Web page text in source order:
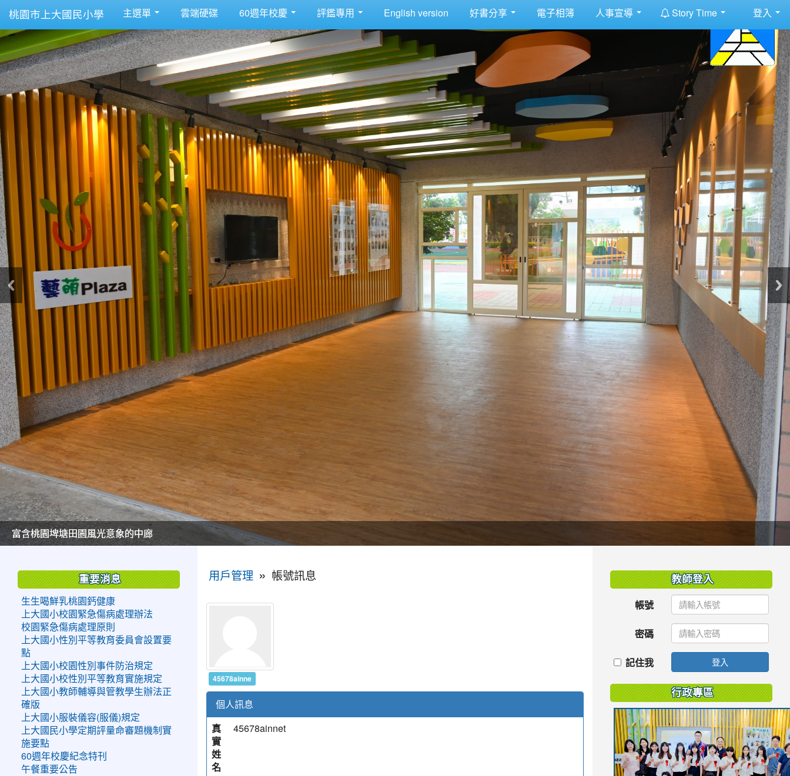
桃園市上大國民小學 主選單 雲端硬碟 60週年校慶 評鑑專用 English version 好書分享 電子相簿 人事宣導 Story Time 登入
美麗的操場是我們活力的來源
美麗的操場是我們活力的來源
煥然一新的小司令台
煥然一新的小司令台
富含桃園埤塘田園風光意象的中廊
富含桃園埤塘田園風光意象的中廊
嶄新的中庭廣場
嶄新的中庭廣場
水生池生生不息
水生池生生不息
用戶管理 » 帳號訊息
45678ainne
個人訊息
真
實
姓
名
45678ainnet
重要消息
生生喝鮮乳桃園鈣健康
上大國小校園緊急傷病處理辦法
校園緊急傷病處理原則
上大國小性別平等教育委員會設置要
點
上大國小校園性別事件防治規定
上大國小校性別平等教育實施規定
上大國小教師輔導與管教學生辦法正
確版
上大國小服裝儀容(服儀)規定
上大國民小學定期評量命審題機制實
施要點
60週年校慶紀念特刊
午餐重要公告
教師登入
帳號
密碼
記住我 登入
行政專區